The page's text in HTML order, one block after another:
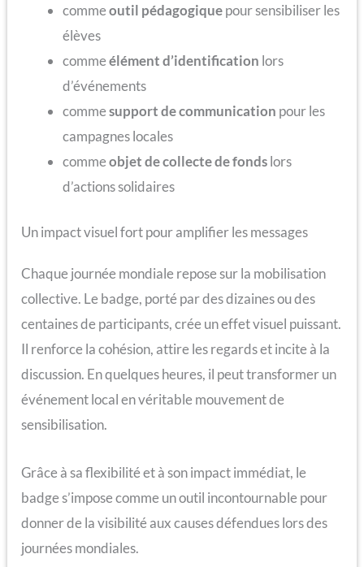
commeoutil pédagogiquepour sensibiliser les
élèves
commeélément d’identification lors
d’événements
commesupport de communication pour les
campagnes locales
commeobjet de collecte de fondslors
d’actions solidaires
Un impact visuel fort pour amplifier les messages
Chaque journée mondiale repose sur la mobilisation
collective. Le badge, porté par des dizaines ou des
centaines de participants, crée un effet visuel puissant.
Il renforce la cohésion, attire les regards et incite à la
discussion. En quelques heures, il peut transformer un
événement local en véritable mouvement de
sensibilisation.
Grâce à sa flexibilité et à son impact immédiat, le
badge s’impose comme un outil incontournable pour
donner de la visibilité aux causes défendues lors des
journées mondiales.